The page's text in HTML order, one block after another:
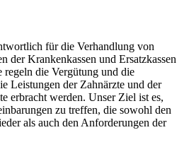
für die Verhandlung von
der Krankenkassen und Ersatzkassen
regeln die Vergütung und die
Leistungen der Zahnärzte und der
erbracht werden. Unser Ziel ist es,
zu treffen, die sowohl den
als auch den Anforderungen der